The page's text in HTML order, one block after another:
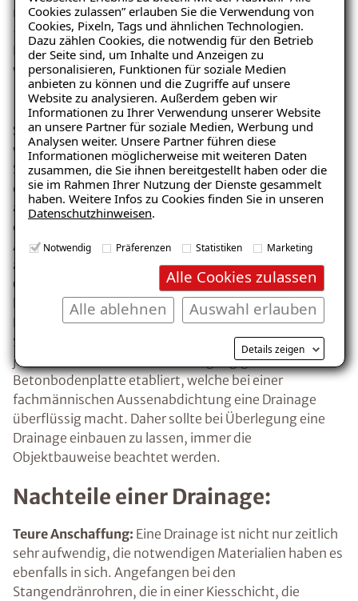
Cookies zulassen” erlauben Sie die Verwendung von
Cookies, Pixeln, Tags und ähnlichen Technologien.
Dazu zählen Cookies, die notwendig für den Betrieb
der Seite sind, um Inhalte und Anzeigen zu
personalisieren, Funktionen für soziale Medien
anbieten zu können und die Zugriffe auf unsere
Website zu analysieren. Außerdem geben wir
Informationen zu Ihrer Verwendung unserer Website
an unsere Partner für soziale Medien, Werbung und
Analysen weiter. Unsere Partner führen diese
Informationen möglicherweise mit weiteren Daten
zusammen, die Sie ihnen bereitgestellt haben oder die
sie im Rahmen Ihrer Nutzung der Dienste gesammelt
haben. Weitere Infos zu Cookies finden Sie in unseren
Datenschutzhinweisen.
Notwendig Präferenzen Statistiken Marketing
Alle Cookies zulassen
Auswahl erlauben
Alle ablehnen
Details zeigen
notwendigen Schichtdicken des Abdichtungsmaterials
- bei Aussenabdichtungen bevorzugt
Bitumendickbeschichtung - dünner ausgeführt
werden.
Schutz für ältere Gebäude:Bis Ende der 70-er Jahre
wurden Objekte üblicher Weise auf
Streifenfundamenten gegründet. Sprich, es erfolgte
eine Ausbildung des Kellerbodens zwischen
aufgehenden Wänden. Diese Bautechnik der nicht
durchgängigen Bodenplatte bietet besonders grosse
Angriffsflächen für aufstauendes Sickerwasser, bei der
auch eine fachmännische Aussenabdichtung der
Objekte keinen kompletten Schutz gegen Sickerwasser
bieten kann. Vor allem bei diesen Objekten gilt eine
Drainage als sehr sinnvoll, um das aufgestaute
Sickerwasser abzuleiten. Ab den 90-er Jahren hat sich
jedoch die Bautechnik der durchgängigen
Betonbodenplatte etabliert, welche bei einer
fachmännischen Aussenabdichtung eine Drainage
überflüssig macht. Daher sollte bei Überlegung eine
Drainage einbauen zu lassen, immer die
Objektbauweise beachtet werden.
Nachteile einer Drainage:
Teure Anschaffung: Eine Drainage ist nicht nur zeitlich
sehr aufwendig, die notwendigen Materialien haben es
ebenfalls in sich. Angefangen bei den
Stangendränrohren, die in einer Kiesschicht, die
Ratgeber „Wann hilft eine
Drainage“
– jetzt kostenlos
herunterladen!
E-Mail eingeben
Kostenlosen Ratgeber anfordern
Voraussetzung für den Erhalt des kostenfreien
Ratgebers ist die Anmeldung zu unserem Newsletter.